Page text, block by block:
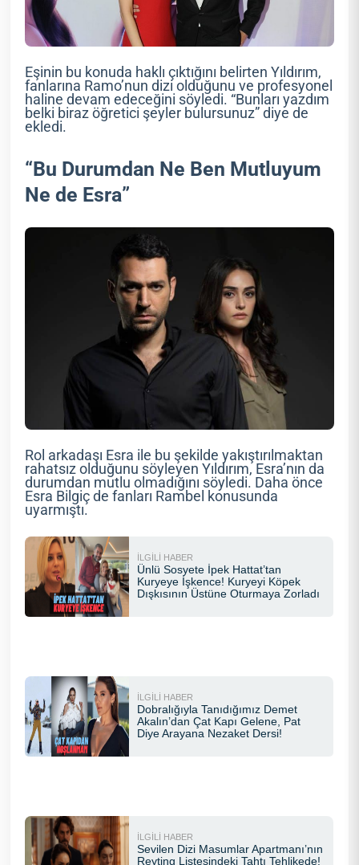
Eşinin bu konuda haklı çıktığını belirten Yıldırım,
fanlarına Ramo’nun dizi olduğunu ve profesyonel
haline devam edeceğini söyledi. “Bunları yazdım
belki biraz öğretici şeyler bulursunuz” diye de
ekledi.
“Bu Durumdan Ne Ben Mutluyum
Ne de Esra”
Rol arkadaşı Esra ile bu şekilde yakıştırılmaktan
rahatsız olduğunu söyleyen Yıldırım, Esra’nın da
durumdan mutlu olmadığını söyledi. Daha önce
Esra Bilgiç de fanları Rambel konusunda
uyarmıştı.